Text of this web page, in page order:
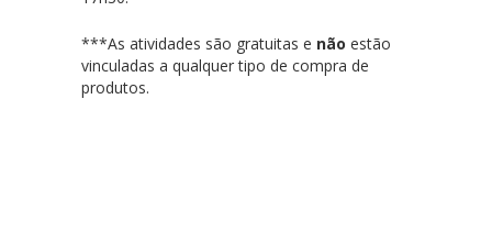
***As atividades são gratuitas e não estão
vinculadas a qualquer tipo de compra de
produtos.